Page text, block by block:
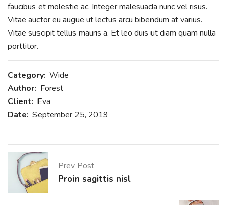
faucibus et molestie ac. Integer malesuada nunc vel risus.
Vitae auctor eu augue ut lectus arcu bibendum at varius.
Vitae suscipit tellus mauris a. Et leo duis ut diam quam nulla
porttitor.
Category: Wide
Author: Forest
Client: Eva
Date: September 25, 2019
Prev Post
Proin sagittis nisl